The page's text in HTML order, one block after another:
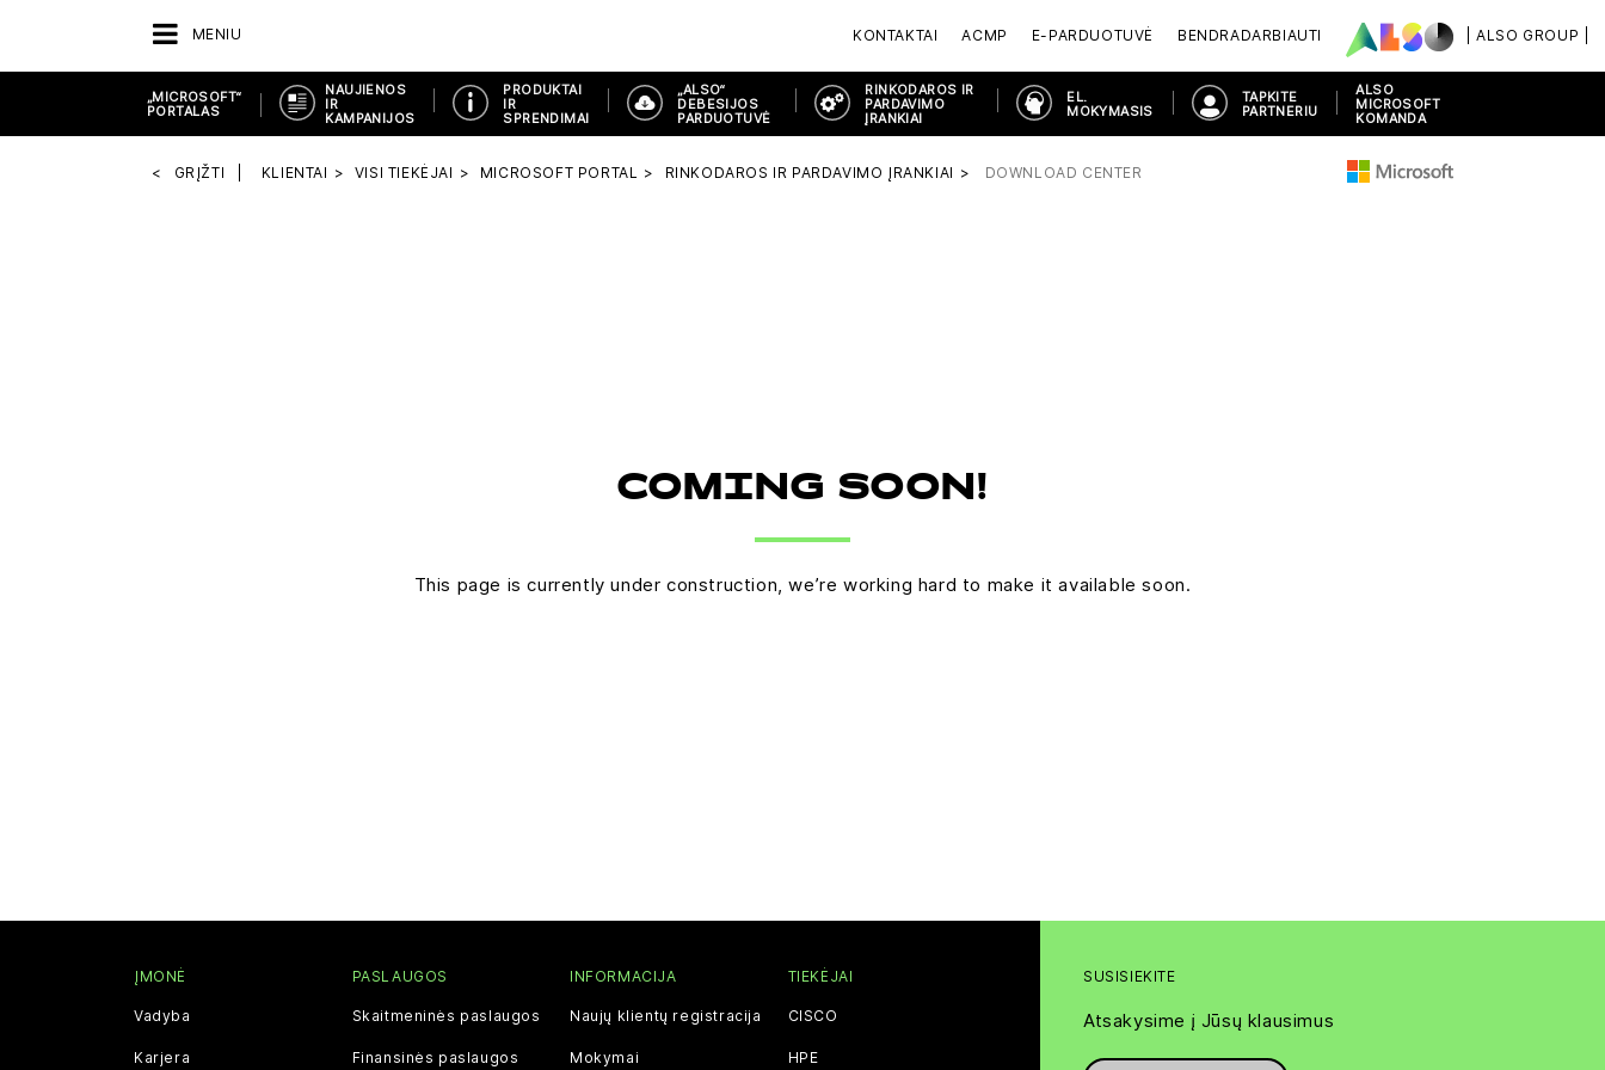
MENIU | ALSO GROUP |
KONTAKTAI ACMP E-PARDUOTUVĖ BENDRADARBIAUTI
„MICROSOFT“
PORTALAS
NAUJIENOS
IR
KAMPANIJOS
PRODUKTAI
IR
SPRENDIMAI
„ALSO“
DEBESIJOS
PARDUOTUVĖ
RINKODAROS IR
PARDAVIMO
ĮRANKIAI
EL.
MOKYMASIS
TAPKITE
PARTNERIU
ALSO
MICROSOFT
KOMANDA
GRĮŽTI KLIENTAI VISI TIEKĖJAI MICROSOFT PORTAL RINKODAROS IR PARDAVIMO ĮRANKIAI DOWNLOAD CENTER
COMING SOON!
This page is currently under construction, we’re working hard to make it available soon.
SUSISIEKITE
Atsakysime į Jūsų klausimus
ĮMONĖ
Vadyba
Karjera
PASLAUGOS
Skaitmeninės paslaugos
Finansinės paslaugos
INFORMACIJA
Naujų klientų registracija
Mokymai
TIEKĖJAI
CISCO
HPE